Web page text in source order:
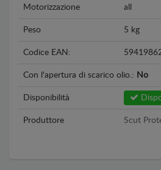
Motorizzazione all
Peso 5 kg
Codice EAN:
Con l'apertura di scarico olio.: No
Disponibilità
Produttore Scut